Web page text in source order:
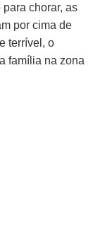
para chorar, as
por cima de
terrível, o
família na zona